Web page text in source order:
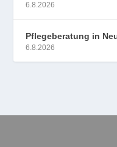
6.8.2026
Pflegeberatung in
6.8.2026